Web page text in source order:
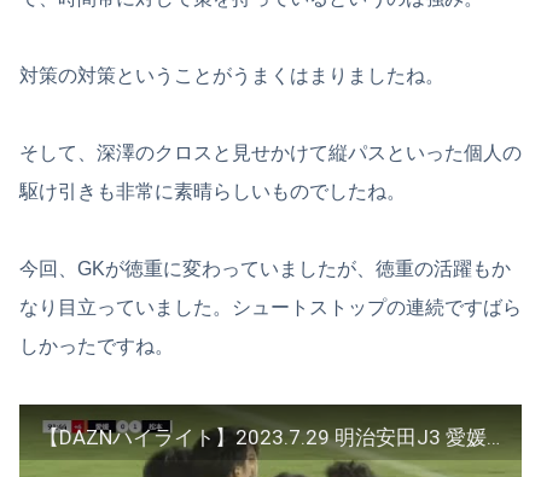
対策の対策ということがうまくはまりましたね。
そして、深澤のクロスと見せかけて縦パスといった個人の
駆け引きも非常に素晴らしいものでしたね。
今回、GKが徳重に変わっていましたが、徳重の活躍もか
なり目立っていました。シュートストップの連続ですばら
しかったですね。
【DAZNハイライト】2023.7.29 明治安田J3 愛媛FC vs 松本山雅FC